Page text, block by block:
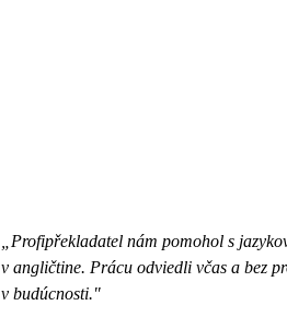
„Profipřekladatel nám pomohol s
v angličtine. Prácu odviedli včas a bez
v budúcnosti."